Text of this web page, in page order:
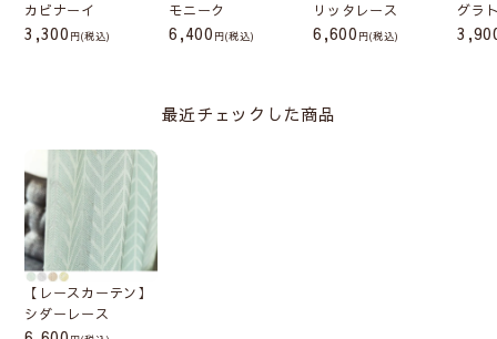
カビナーイ
3,300 (税込)
モニーク
6,400 (税込)
リッタレース
6,600 (税込)
グラ
最近チェックした商品
【レースカーテン】
シダーレース